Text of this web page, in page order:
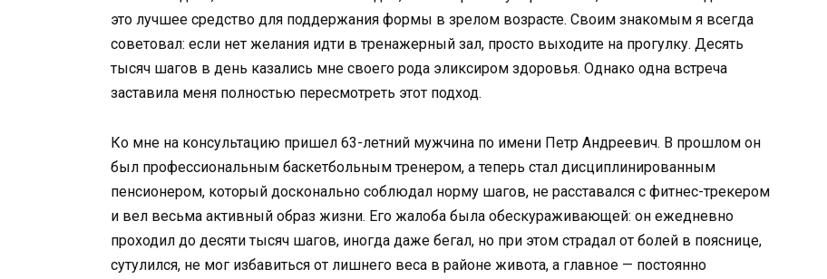
это лучшее средство для поддержания формы в зрелом возрасте. Своим знакомым я всегда
советовал: если нет желания идти в тренажерный зал, просто выходите на прогулку. Десять
тысяч шагов в день казались мне своего рода эликсиром здоровья. Однако одна встреча
заставила меня полностью пересмотреть этот подход.
Ко мне на консультацию пришел 63-летний мужчина по имени Петр Андреевич. В прошлом он
был профессиональным баскетбольным тренером, а теперь стал дисциплинированным
пенсионером, который досконально соблюдал норму шагов, не расставался с фитнес-трекером
и вел весьма активный образ жизни. Его жалоба была обескураживающей: он ежедневно
проходил до десяти тысяч шагов, иногда даже бегал, но при этом страдал от болей в пояснице,
сутулился, не мог избавиться от лишнего веса в районе живота, а главное — постоянно